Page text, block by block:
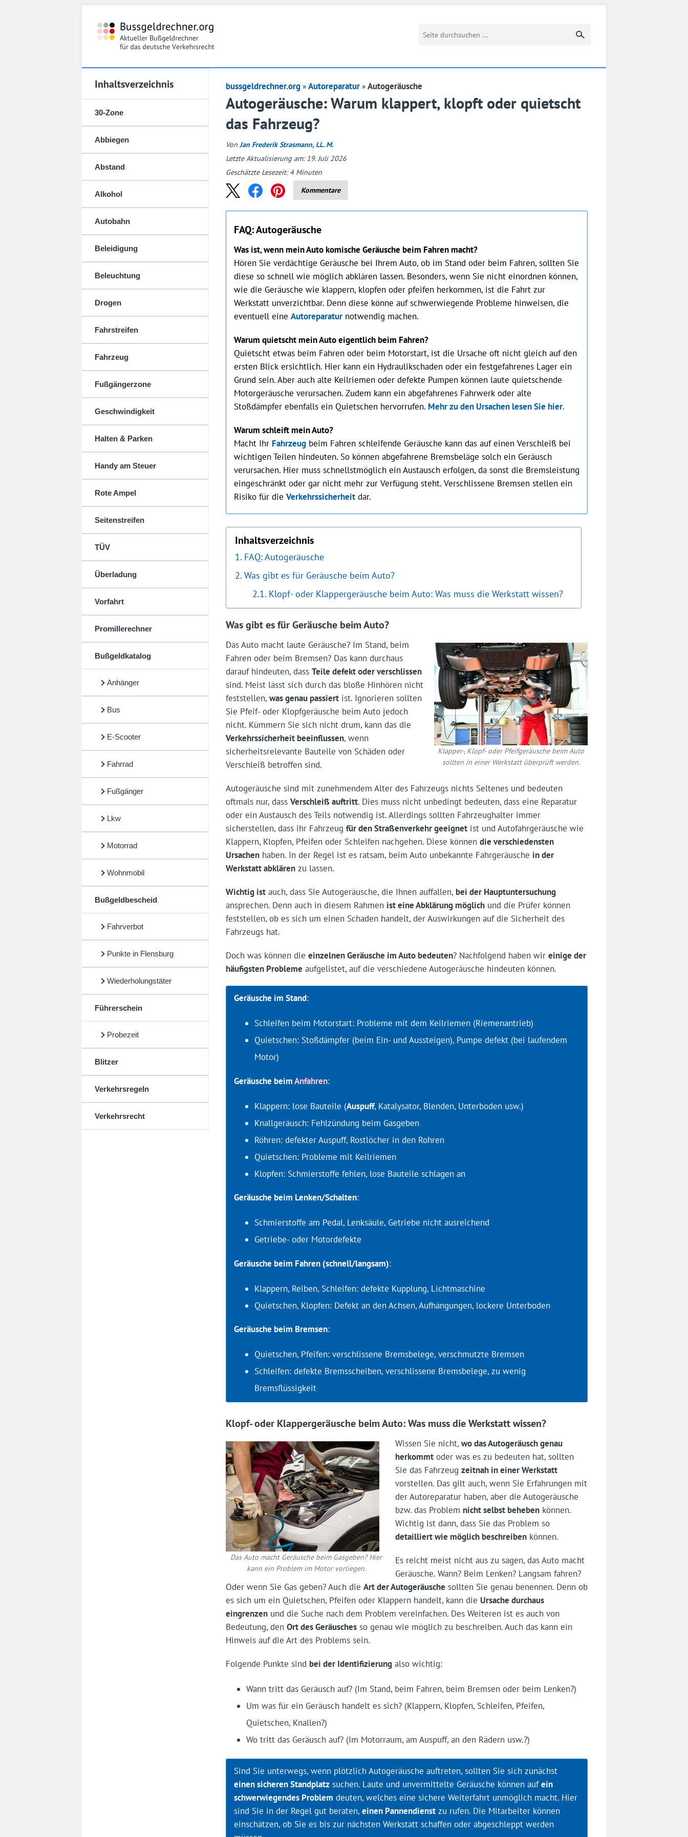
Suchbegriff eingeben
Inhaltsverzeichnis
30-Zone
Abbiegen
Abstand
Alkohol
Autobahn
Beleidigung
Beleuchtung
Drogen
Fahrstreifen
Fahrzeug
Fußgängerzone
Geschwindigkeit
Halten & Parken
Handy am Steuer
Rote Ampel
Seitenstreifen
TÜV
Überladung
Vorfahrt
Promillerechner
Bußgeldkatalog
Anhänger
Bus
E-Scooter
Fahrrad
Fußgänger
Lkw
Motorrad
Wohnmobil
Bußgeldbescheid
Fahrverbot
Punkte in Flensburg
Wiederholungstäter
Führerschein
Probezeit
Blitzer
Verkehrsregeln
Verkehrsrecht
bussgeldrechner.org Autoreparatur Autogeräusche
Autogeräusche: Warum klappert, klopft oder quietscht
das Fahrzeug?
Von Jan Frederik Strasmann, LL. M.
Letzte Aktualisierung am: 19. Juli 2026
Geschätzte Lesezeit:4 Minuten
Kommentare
FAQ: Autogeräusche
Was ist, wenn mein Auto komische Geräusche beim Fahren macht?
Hören Sie verdächtige Geräusche bei Ihrem Auto, ob im Stand oder beim Fahren, sollten Sie
diese so schnell wie möglich abklären lassen. Besonders, wenn Sie nicht einordnen können,
wie die Geräusche wie klappern, klopfen oder pfeifen herkommen, ist die Fahrt zur
Werkstatt unverzichtbar. Denn diese könne auf schwerwiegende Probleme hinweisen, die
eventuell eine Autoreparaturnotwendig machen.
Warum quietscht mein Auto eigentlich beim Fahren?
Quietscht etwas beim Fahren oder beim Motorstart, ist die Ursache oft nicht gleich auf den
ersten Blick ersichtlich. Hier kann ein Hydraulikschaden oder ein festgefahrenes Lager ein
Grund sein. Aber auch alte Keilriemen oder defekte Pumpen können laute quietschende
Motorgeräusche verursachen. Zudem kann ein abgefahrenes Fahrwerk oder alte
Stoßdämpfer ebenfalls ein Quietschen hervorrufen. Mehr zu den Ursachen lesen Sie hier.
Warum schleift mein Auto?
Macht Ihr Fahrzeugbeim Fahren schleifende Geräusche kann das auf einen Verschleiß bei
wichtigen Teilen hindeuten. So können abgefahrene Bremsbeläge solch ein Geräusch
verursachen. Hier muss schnellstmöglich ein Austausch erfolgen, da sonst die Bremsleistung
eingeschränkt oder gar nicht mehr zur Verfügung steht. Verschlissene Bremsen stellen ein
Risiko für die Verkehrssicherheitdar.
Inhaltsverzeichnis
FAQ: Autogeräusche
Was gibt es für Geräusche beim Auto?
Klopf- oder Klappergeräusche beim Auto: Was muss die Werkstatt wissen?
Was gibt es für Geräusche beim Auto?
Klapper-, Klopf- oder Pfeifgeräusche beim Auto
sollten in einer Werkstatt überprüft werden.
Das Auto macht laute Geräusche? Im Stand, beim
Fahren oder beim Bremsen? Das kann durchaus
darauf hindeuten, dass Teile defekt oder verschlissen
sind. Meist lässt sich durch das bloße Hinhören nicht
feststellen, was genau passiertist. Ignorieren sollten
Sie Pfeif- oder Klopfgeräusche beim Auto jedoch
nicht. Kümmern Sie sich nicht drum, kann das die
Verkehrssicherheit beeinflussen, wenn
sicherheitsrelevante Bauteile von Schäden oder
Verschleiß betroffen sind.
Autogeräusche sind mit zunehmendem Alter des Fahrzeugs nichts Seltenes und bedeuten
oftmals nur, dass Verschleiß auftritt. Dies muss nicht unbedingt bedeuten, dass eine Reparatur
oder ein Austausch des Teils notwendig ist. Allerdings sollten Fahrzeughalter immer
sicherstellen, dass ihr Fahrzeug für den Straßenverkehr geeignetist und Autofahrgeräusche wie
Klappern, Klopfen, Pfeifen oder Schleifen nachgehen. Diese können die verschiedensten
Ursachenhaben. In der Regel ist es ratsam, beim Auto unbekannte Fahrgeräusche in der
Werkstatt abklärenzu lassen.
Wichtig istauch, dass Sie Autogeräusche, die Ihnen auffallen, bei der Hauptuntersuchung
ansprechen. Denn auch in diesem Rahmen ist eine Abklärung möglichund die Prüfer können
feststellen, ob es sich um einen Schaden handelt, der Auswirkungen auf die Sicherheit des
Fahrzeugs hat.
Doch was können die einzelnen Geräusche im Auto bedeuten? Nachfolgend haben wir einige der
häufigsten Probleme aufgelistet, auf die verschiedene Autogeräusche hindeuten können.
Geräusche im Stand:
Schleifen beim Motorstart: Probleme mit dem Keilriemen (Riemenantrieb)
Quietschen: Stoßdämpfer (beim Ein- und Aussteigen), Pumpe defekt (bei laufendem
Motor)
Geräusche beimAnfahren:
Klappern: lose Bauteile (Auspuff, Katalysator, Blenden, Unterboden usw.)
Knallgeräusch: Fehlzündung beim Gasgeben
Röhren: defekter Auspuff, Rostlöcher in den Rohren
Quietschen: Probleme mit Keilriemen
Klopfen: Schmierstoffe fehlen, lose Bauteile schlagen an
Geräusche beim Lenken/Schalten:
Schmierstoffe am Pedal, Lenksäule, Getriebe nicht ausreichend
Getriebe- oder Motordefekte
Geräusche beim Fahren (schnell/langsam):
Klappern, Reiben, Schleifen: defekte Kupplung, Lichtmaschine
Quietschen, Klopfen: Defekt an den Achsen, Aufhängungen, lockere Unterboden
Geräusche beim Bremsen:
Quietschen, Pfeifen: verschlissene Bremsbelege, verschmutzte Bremsen
Schleifen: defekte Bremsscheiben, verschlissene Bremsbelege, zu wenig
Bremsflüssigkeit
Klopf- oder Klappergeräusche beim Auto: Was muss die Werkstatt wissen?
Das Auto macht Geräusche beim Gasgeben? Hier
kann ein Problem im Motor vorliegen.
Wissen Sie nicht,wo das Autogeräusch genau
herkommt oder was es zu bedeuten hat, sollten
Sie das Fahrzeugzeitnah in einer Werkstatt
vorstellen. Das gilt auch, wenn Sie Erfahrungen mit
der Autoreparatur haben, aber die Autogeräusche
bzw. das Problem nicht selbst beheben können.
Wichtig ist dann, dass Sie das Problem so
detailliert wie möglich beschreiben können.
Es reicht meist nicht aus zu sagen, das Auto macht
Geräusche. Wann? Beim Lenken? Langsam fahren?
Oder wenn Sie Gas geben? Auch die Art der Autogeräusche sollten Sie genau benennen. Denn ob
es sich um ein Quietschen, Pfeifen oder Klappern handelt, kann die Ursache durchaus
eingrenzenund die Suche nach dem Problem vereinfachen. Des Weiteren ist es auch von
Bedeutung, den Ort des Geräuschesso genau wie möglich zu beschreiben. Auch das kann ein
Hinweis auf die Art des Problems sein.
Folgende Punkte sind bei der Identifizierungalso wichtig:
Wann tritt das Geräusch auf? (Im Stand, beim Fahren, beim Bremsen oder beim Lenken?)
Um was für ein Geräusch handelt es sich? (Klappern, Klopfen, Schleifen, Pfeifen,
Quietschen, Knallen?)
Wo tritt das Geräusch auf? (Im Motorraum, am Auspuff, an den Rädern usw.?)
Sind Sie unterwegs, wenn plötzlich Autogeräusche auftreten, sollten Sie sich zunächst
einen sicheren Standplatzsuchen. Laute und unvermittelte Geräusche können aufein
schwerwiegendes Problem deuten, welches eine sichere Weiterfahrt unmöglich macht. Hier
sind Sie in der Regel gut beraten, einen Pannendienstzu rufen. Die Mitarbeiter können
einschätzen, ob Sie es bis zur nächsten Werkstatt schaffen oder abgeschleppt werden